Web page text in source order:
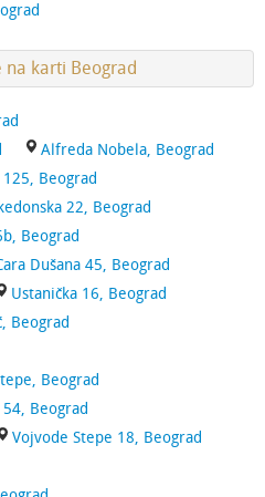
na karti Beograd
Alfreda Nobela, Beograd
Beograd
22, Beograd
Beograd
Dušana 45, Beograd
Ustanička 16, Beograd
Beograd
Beograd
Beograd
Vojvode Stepe 18, Beograd